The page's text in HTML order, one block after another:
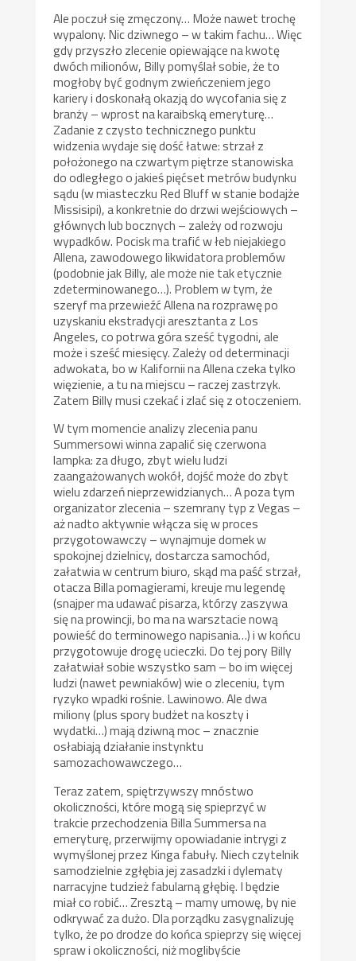
Ale poczuł się zmęczony… Może nawet trochę
wypalony. Nic dziwnego – w takim fachu… Więc
gdy przyszło zlecenie opiewające na kwotę
dwóch milionów, Billy pomyślał sobie, że to
mogłoby być godnym zwieńczeniem jego
kariery i doskonałą okazją do wycofania się z
branży – wprost na karaibską emeryturę…
Zadanie z czysto technicznego punktu
widzenia wydaje się dość łatwe: strzał z
położonego na czwartym piętrze stanowiska
do odległego o jakieś pięćset metrów budynku
sądu (w miasteczku Red Bluff w stanie bodajże
Missisipi), a konkretnie do drzwi wejściowych –
głównych lub bocznych – zależy od rozwoju
wypadków. Pocisk ma trafić w łeb niejakiego
Allena, zawodowego likwidatora problemów
(podobnie jak Billy, ale może nie tak etycznie
zdeterminowanego…). Problem w tym, że
szeryf ma przewieźć Allena na rozprawę po
uzyskaniu ekstradycji aresztanta z Los
Angeles, co potrwa góra sześć tygodni, ale
może i sześć miesięcy. Zależy od determinacji
adwokata, bo w Kalifornii na Allena czeka tylko
więzienie, a tu na miejscu – raczej zastrzyk.
Zatem Billy musi czekać i zlać się z otoczeniem.
W tym momencie analizy zlecenia panu
Summersowi winna zapalić się czerwona
lampka: za długo, zbyt wielu ludzi
zaangażowanych wokół, dojść może do zbyt
wielu zdarzeń nieprzewidzianych… A poza tym
organizator zlecenia – szemrany typ z Vegas –
aż nadto aktywnie włącza się w proces
przygotowawczy – wynajmuje domek w
spokojnej dzielnicy, dostarcza samochód,
załatwia w centrum biuro, skąd ma paść strzał,
otacza Billa pomagierami, kreuje mu legendę
(snajper ma udawać pisarza, którzy zaszywa
się na prowincji, bo ma na warsztacie nową
powieść do terminowego napisania…) i w końcu
przygotowuje drogę ucieczki. Do tej pory Billy
załatwiał sobie wszystko sam – bo im więcej
ludzi (nawet pewniaków) wie o zleceniu, tym
ryzyko wpadki rośnie. Lawinowo. Ale dwa
miliony (plus spory budżet na koszty i
wydatki…) mają dziwną moc – znacznie
osłabiają działanie instynktu
samozachowawczego…
Teraz zatem, spiętrzywszy mnóstwo
okoliczności, które mogą się spieprzyć w
trakcie przechodzenia Billa Summersa na
emeryturę, przerwijmy opowiadanie intrygi z
wymyślonej przez Kinga fabuły. Niech czytelnik
samodzielnie zgłębia jej zasadzki i dylematy
narracyjne tudzież fabularną głębię. I będzie
miał co robić… Zresztą – mamy umowę, by nie
odkrywać za dużo. Dla porządku zasygnalizuję
tylko, że po drodze do końca spieprzy się więcej
spraw i okoliczności, niż moglibyście